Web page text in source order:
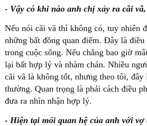
- Vậy có khi nào anh chị xảy ra cãi
Nếu nói cãi vã thì không có, tuy nhiên
những bất đồng quan điểm. Đây là điều
trong cuộc sống. Nếu chẳng bao giờ
lại bất hợp lý và nhàm chán. Nhiều
cãi vã là không tốt, nhưng theo tôi, đây
thường. Quan trọng là phải cách điều
đưa ra nhìn nhận hợp lý.
- Hiện tại mối quan hệ của anh với vợ